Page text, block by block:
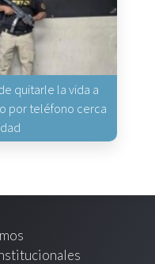
quitarle la vida a
por teléfono cerca